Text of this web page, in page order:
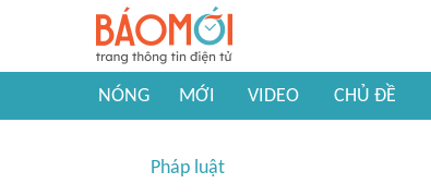
NÓNG MỚI VIDEO CHỦ ĐỀ
Pháp luật